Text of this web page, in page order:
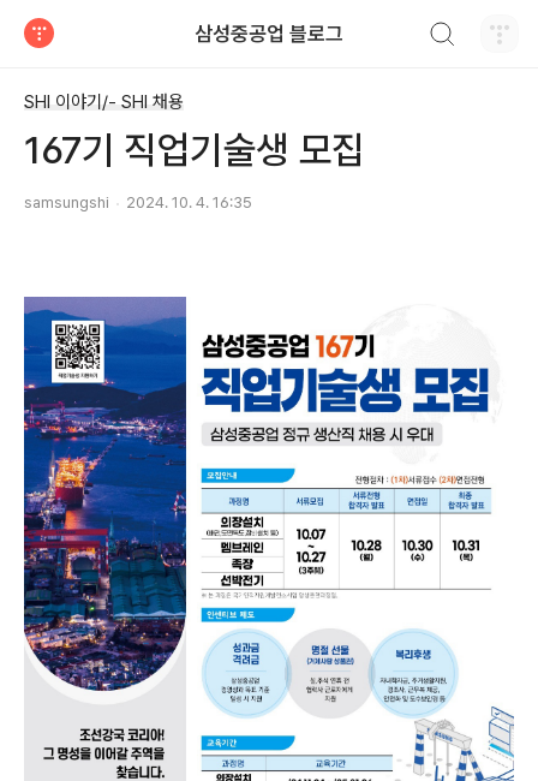
삼성중공업 블로그
SHI 이야기/- SHI 채용
167기 직업기술생 모집
samsungshi 2024. 10. 4. 16:35